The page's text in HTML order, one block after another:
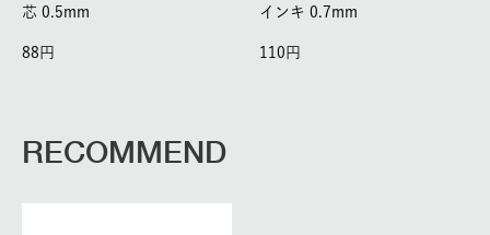
芯 0.5mm
88
インキ 0.7mm
110
RECOMMEND